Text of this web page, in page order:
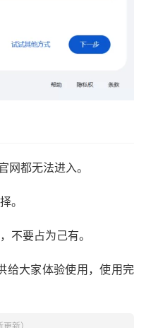
都无法进入。
。
不要占为己有。
给大家体验使用，使用完